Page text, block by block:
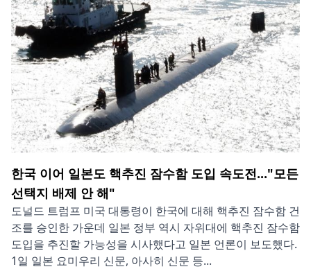
한국 이어 일본도 핵추진 잠수함 도입 속도전..."모든
선택지 배제 안 해"
도널드 트럼프 미국 대통령이 한국에 대해 핵추진 잠수함 건
조를 승인한 가운데 일본 정부 역시 자위대에 핵추진 잠수함
도입을 추진할 가능성을 시사했다고 일본 언론이 보도했다.
1일 일본 요미우리 신문, 아사히 신문 등...